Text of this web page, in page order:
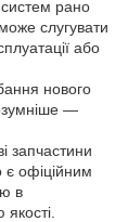
систем рано
слугувати
або
нового
—
запчастини
є офіційним
в